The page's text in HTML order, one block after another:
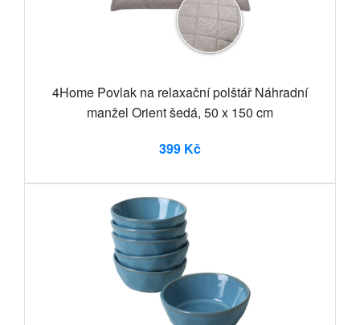
4Home Povlak na relaxační polštář Náhradní
manžel Orient šedá, 50 x 150 cm
399 Kč